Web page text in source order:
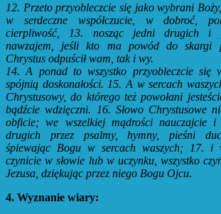
12. Przeto przyobleczcie się jako wybrani
w serdeczne współczucie, w dobroć,
cierpliwość,
13. nosząc jedni drugich i
nawzajem, jeśli kto ma powóddo skargi
Chrystus odpuścił wam, tak i wy.
14. A ponad to wszystko przyobleczcie się
spójnią doskonałości. 15. A w sercach
Chrystusowy,do którego też powołani
bądźcie wdzięczni.
16. Słowo Chrystusowe
obficie; we wszelkiej mądrościnauczajcie i
drugich przez psalmy, hymny,pieśni
śpiewając Bogu w sercach waszych; 17. i
czynicie w słowie lub w uczynku, wszystko
Jezusa, dziękując przez niego Bogu Ojcu.
4. Wyznanie wiary: